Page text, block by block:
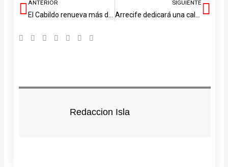
Ant
ANTERIOR SIGUIENTE
Redaccion Isla